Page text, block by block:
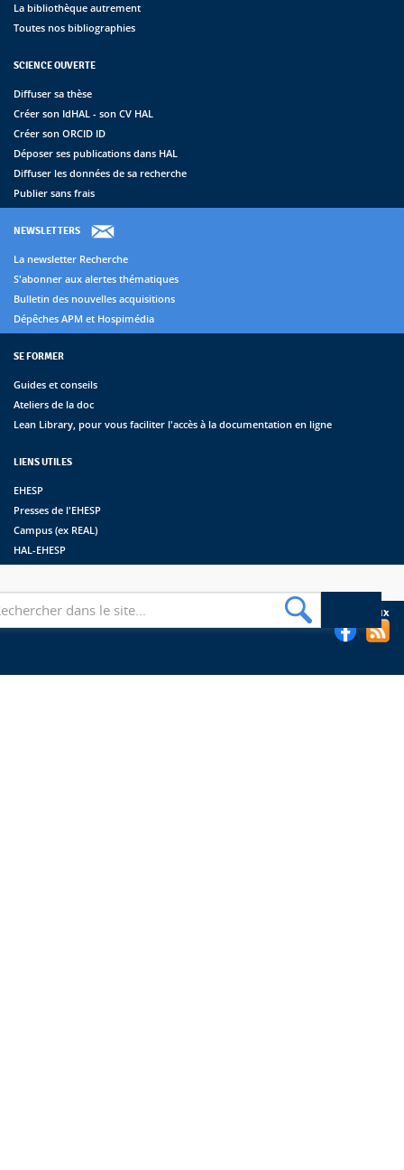
La bibliothèque autrement
Toutes nos bibliographies
SCIENCE OUVERTE
Diffuser sa thèse
Créer son IdHAL - son CV HAL
Créer son ORCID ID
Déposer ses publications dans HAL
Diffuser les données de sa recherche
Publier sans frais
NEWSLETTERS
La newsletter Recherche
S'abonner aux alertes thématiques
Bulletin des nouvelles acquisitions
Dépêches APM et Hospimédia
SE FORMER
Guides et conseils
Ateliers de la doc
Lean Library, pour vous faciliter l'accès à la documentation en ligne
LIENS UTILES
EHESP
Presses de l'EHESP
Campus (ex REAL)
HAL-EHESP
Suivez les bibliothèques de l'EHESP sur les réseaux sociaux